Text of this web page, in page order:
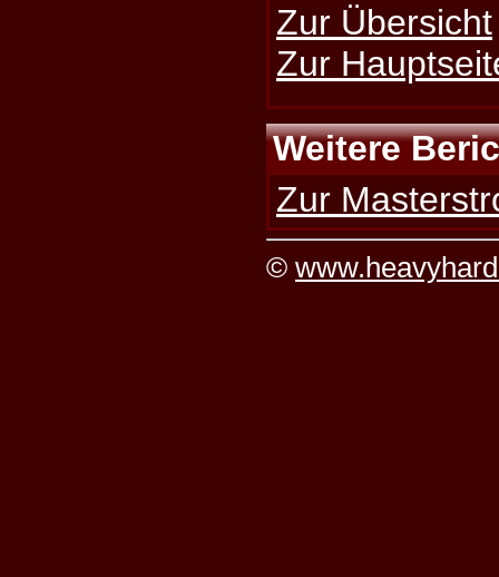
Zur Übersicht
Zur
Weitere
Zur
©